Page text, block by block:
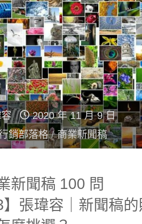
2020 年 11 月 9 日
銷部落格 / 商業新聞稿
新聞稿 100 問
】張瑋容｜新聞稿的